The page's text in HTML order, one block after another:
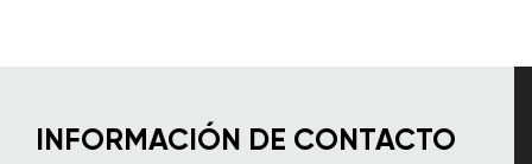
INFORMACIÓN DE CONTACTO